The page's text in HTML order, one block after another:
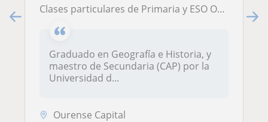
Clases particulares de Primaria y ESO Ourense ciudad
Graduado en Geografía e Historia, y
maestro de Secundaria (CAP) por la
Universidad d...
Ourense Capital